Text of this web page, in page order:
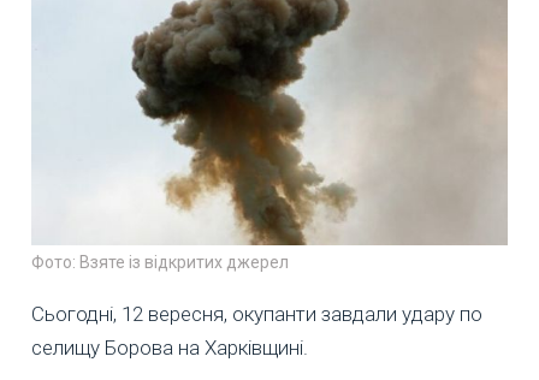
Фото: Взяте із відкритих джерел
Сьогодні, 12 вересня, окупанти завдали удару по
селищу Борова на Харківщині.